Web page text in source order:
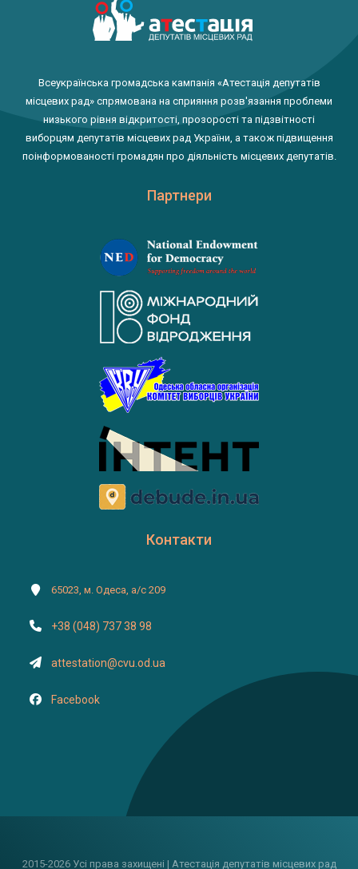
Всеукраїнська громадська кампанія «Атестація депутатів
місцевих рад» спрямована на сприяння розв'язання проблеми
низького рівня відкритості, прозорості та підзвітності
виборцям депутатів місцевих рад України, а також підвищення
поінформованості громадян про діяльність місцевих депутатів.
Партнери
Контакти
65023, м. Одеса, а/с 209
+38 (048) 737 38 98
attestation@cvu.od.ua
Facebook
2015-2026 Усі права захищені | Атестація депутатів місцевих рад